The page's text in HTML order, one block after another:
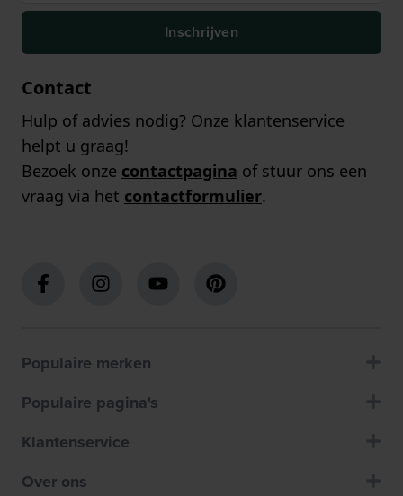
Inschrijven
Contact
Hulp of advies nodig? Onze klantenservice
helpt u graag!
Bezoek onze contactpagina of stuur ons een
vraag via het contactformulier.
Populaire merken
Populaire pagina's
Klantenservice
Over ons